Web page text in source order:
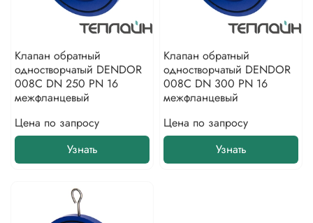
Клапан обратный
одностворчатый DENDOR
008С DN 250 PN 16
межфланцевый
Цена по запросу
Узнать
Клапан обратный
одностворчатый DENDOR
008С DN 300 PN 16
межфланцевый
Цена по запросу
Узнать